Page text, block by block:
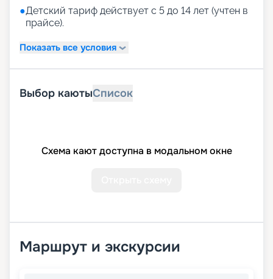
●Детский тариф действует с 5 до 14 лет (учтен в
прайсе).
Показать все условия
Выбор каютыСписок
Схема кают доступна в модальном окне
Маршрут и экскурсии